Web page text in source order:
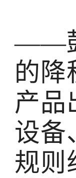
——
的降
产品
设备
规则